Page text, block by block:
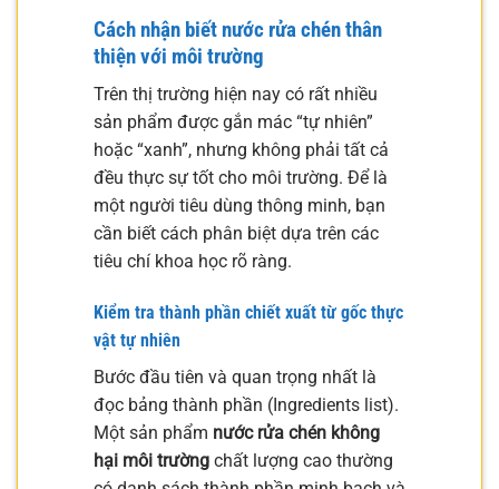
Cách nhận biết nước rửa chén thân
thiện với môi trường
Trên thị trường hiện nay có rất nhiều
sản phẩm được gắn mác “tự nhiên”
hoặc “xanh”, nhưng không phải tất cả
đều thực sự tốt cho môi trường. Để là
một người tiêu dùng thông minh, bạn
cần biết cách phân biệt dựa trên các
tiêu chí khoa học rõ ràng.
Kiểm tra thành phần chiết xuất từ gốc thực
vật tự nhiên
Bước đầu tiên và quan trọng nhất là
đọc bảng thành phần (Ingredients list).
Một sản phẩm nước rửa chén không
hại môi trường chất lượng cao thường